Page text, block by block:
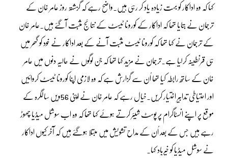
کہا کہ وہ اداکار کو بہت زیادہ یاد کر رہی ہیں۔واضح رہے کہ گزشتہ روز عامر خان کے
ترجمان نے بتایا تھا کہ اداکار کے کورونا ٹیسٹ کے نتائج مثبت آگئے ہیں۔عامر خان
کے ترجمان نے کہا تھا کہ کورونا ٹیسٹ مثبت آنے کے بعد اداکار نے خود کو گھر میں
ہی قرنطینہ کرلیا ہے۔ترجمان نے مزید کہا تھا کہ جن لوگوں نے حالیہ دنوں میں عامر
خان کے ساتھ رابطہ کیا تھا اُن سے گزارش ہے کہ وہ لازمی اپنا کورونا ٹیسٹ کروائیں
اور احتیاطی تدابیر اختیار کریں۔خیال رہے کہ عامر خان نے اپنی 56ویں سالگرہ کے
موقع پر اپنے انسٹاگرام پر پوسٹ شیئر کرتے ہوئے کہا تھا کہ وہ اب سوشل میڈیا چھوڑ
رہے ہیں جس کے بعد اُن کے مداح تشویش میں مبتلا ہوگئے ہیں کہ آخر کیوں اداکار
نے سوشل میڈیا کو خیرباد کہا۔